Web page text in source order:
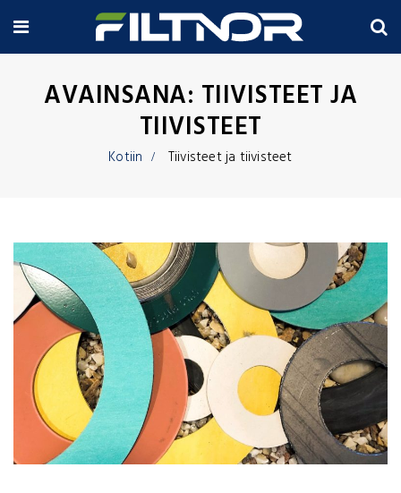
AVAINSANA: TIIVISTEET JA
TIIVISTEET
Kotiin Tiivisteet ja tiivisteet